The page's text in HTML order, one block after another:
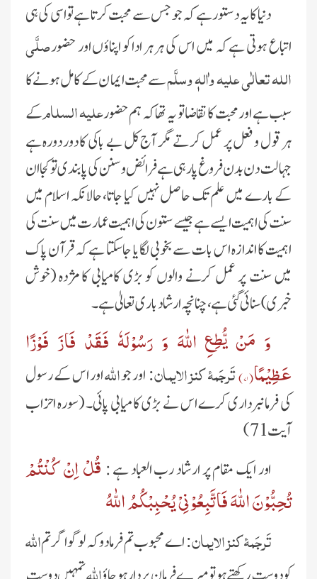
دنیا کا یہ دستو رہے کہ جو جس سے محبت کرتا ہے تواسی کی ہی
اتباع ہوتی ہے کہ میں اس کی ہر ہر ادا کو اپناؤں اور حضورصلَّی
اللہ تعالٰی علیہ واٰلہٖ وسلَّمسے محبت ایما ن کے کامل ہونے کا
سبب ہے اور محبت کا تقاضاتو یہ تھا کہ ہم حضورعلیہ السلامکے
ہر قو ل و فعل پر عمل کرتے مگر آج کل بے باکی کا دور دورہ ہے
جہالت دن بدن فروغ پارہی ہے فرائض وسنن کی پابندی تو کجا ان
کے بارے میں علم تک حاصل نہیں کیا جاتا، حالانکہ اسلام میں
سنت کی اہمیت ایسے ہے جیسے ستون کی اہمیت عمارت میں سنت کی
اہمیت کا اندازہ اس بات سے بخوبی لگایا جاسکتا ہے کہ قرآن پاک
میں سنت پر عمل کرنے والوں کو بڑی کامیابی کا مژدہ (خوش
خبری) سنائی گئی ہے، چنانچہ ارشاد باری تعالیٰ ہے۔
وَ مَنْ یُّطِعِ اللّٰهَ وَ رَسُوْلَهٗ فَقَدْ فَازَ فَوْزًا
عَظِیْمًا(۷۱)تَرجَمۂ کنز الایمان:اور جواللہاور اس کے رسول
کی فرمانبرداری کرے اس نے بڑی کامیابی پائی۔(سورہ احزاب
آیت 71)
اور ایک مقام پر ارشاد رب العباد ہے : قُلْ اِنْ كُنْتُمْ
تُحِبُّوْنَ اللّٰهَ فَاتَّبِعُوْنِیْ یُحْبِبْكُمُ اللّٰهُ
تَرجَمۂ کنز الایمان:اے محبوب تم فرمادو کہ لوگو اگر تماللہ